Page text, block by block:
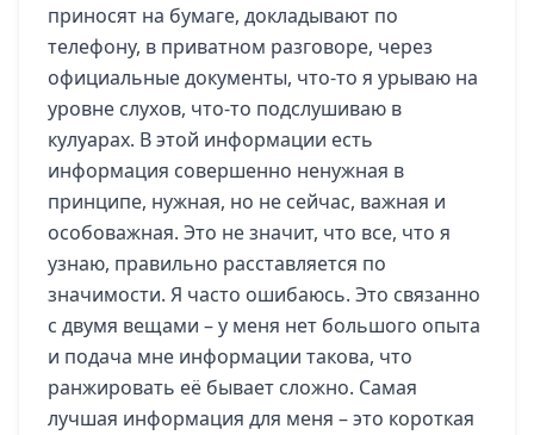
приносят на бумаге, докладывают по
телефону, в приватном разговоре, через
официальные документы, что-то я урываю на
уровне слухов, что-то подслушиваю в
кулуарах. В этой информации есть
информация совершенно ненужная в
принципе, нужная, но не сейчас, важная и
особоважная. Это не значит, что все, что я
узнаю, правильно расставляется по
значимости. Я часто ошибаюсь. Это связанно
с двумя вещами – у меня нет большого опыта
и подача мне информации такова, что
ранжировать её бывает сложно. Самая
лучшая информация для меня – это короткая